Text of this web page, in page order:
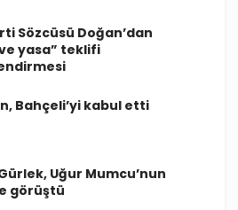
Sözcüsü Doğan’dan
yasa” teklifi
Bahçeli’yi kabul etti
Uğur Mumcu’nun
görüştü